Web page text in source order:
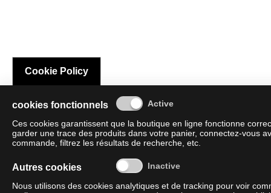
Cookie Policy
cookies fonctionnels
Ces cookies garantissent que la boutique en ligne fonctionne
garder une trace des produits dans votre panier, connectez-vous
commande, filtrez les résultats de recherche, etc.
Autres cookies
Nous utilisons des cookies analytiques et de tracking pour voir